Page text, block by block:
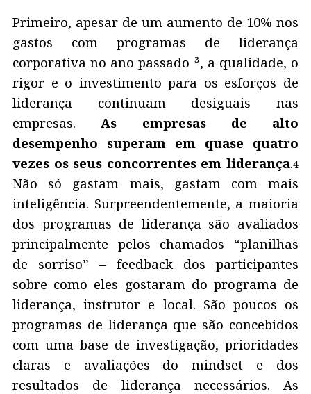
Primeiro, apesar de um aumento de 10% nos
gastos com programas de liderança
corporativa no ano passado ³, a qualidade, o
rigor e o investimento para os esforços de
liderança continuam desiguais nas
empresas.As empresas de alto
desempenho superam em quase quatro
vezes os seus concorrentes em liderança.4
Não só gastam mais, gastam com mais
inteligência. Surpreendentemente, a maioria
dos programas de liderança são avaliados
principalmente pelos chamados “planilhas
de sorriso” – feedback dos participantes
sobre como eles gostaram do programa de
liderança, instrutor e local. São poucos os
programas de liderança que são concebidos
com uma base de investigação, prioridades
claras e avaliações do mindset e dos
resultados de liderança necessários. As